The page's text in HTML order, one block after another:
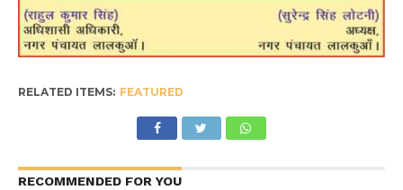
RELATED ITEMS: FEATURED
RECOMMENDED FOR YOU